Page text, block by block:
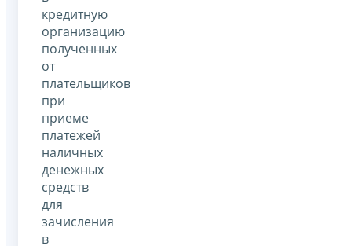
кредитную
организацию
полученных
от
плательщиков
при
приеме
платежей
наличных
денежных
средств
для
зачисления
в